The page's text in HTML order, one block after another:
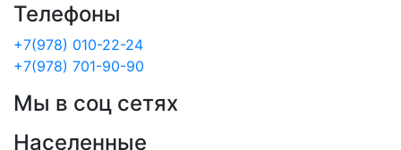
Телефоны
+7(978) 010-22-24
+7(978) 701-90-90
Мы в соц сетях
Населенные